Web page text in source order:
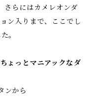
さらにはカメレオンダ
ン入りまで、ここでし
。
ょっとマニアックなダ
ンから